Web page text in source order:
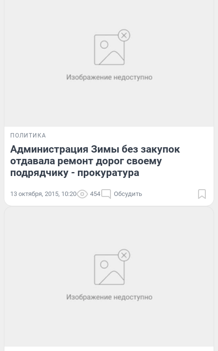
ПОЛИТИКА
Администрация Зимы без закупок
отдавала ремонт дорог своему
подрядчику - прокуратура
13 октября, 2015, 10:20 454 Обсудить